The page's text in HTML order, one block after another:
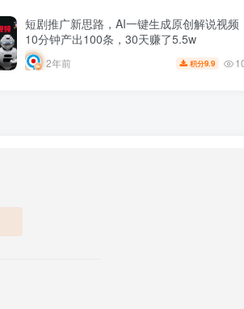
短剧推广新思路，AI一键生成原创解说视频
10分钟产出100条，30天赚了5.5w
2年前 积分9.9